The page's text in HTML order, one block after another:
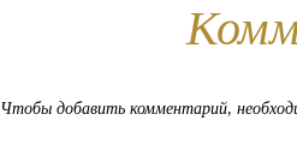
Чтобы добавить комментарий,